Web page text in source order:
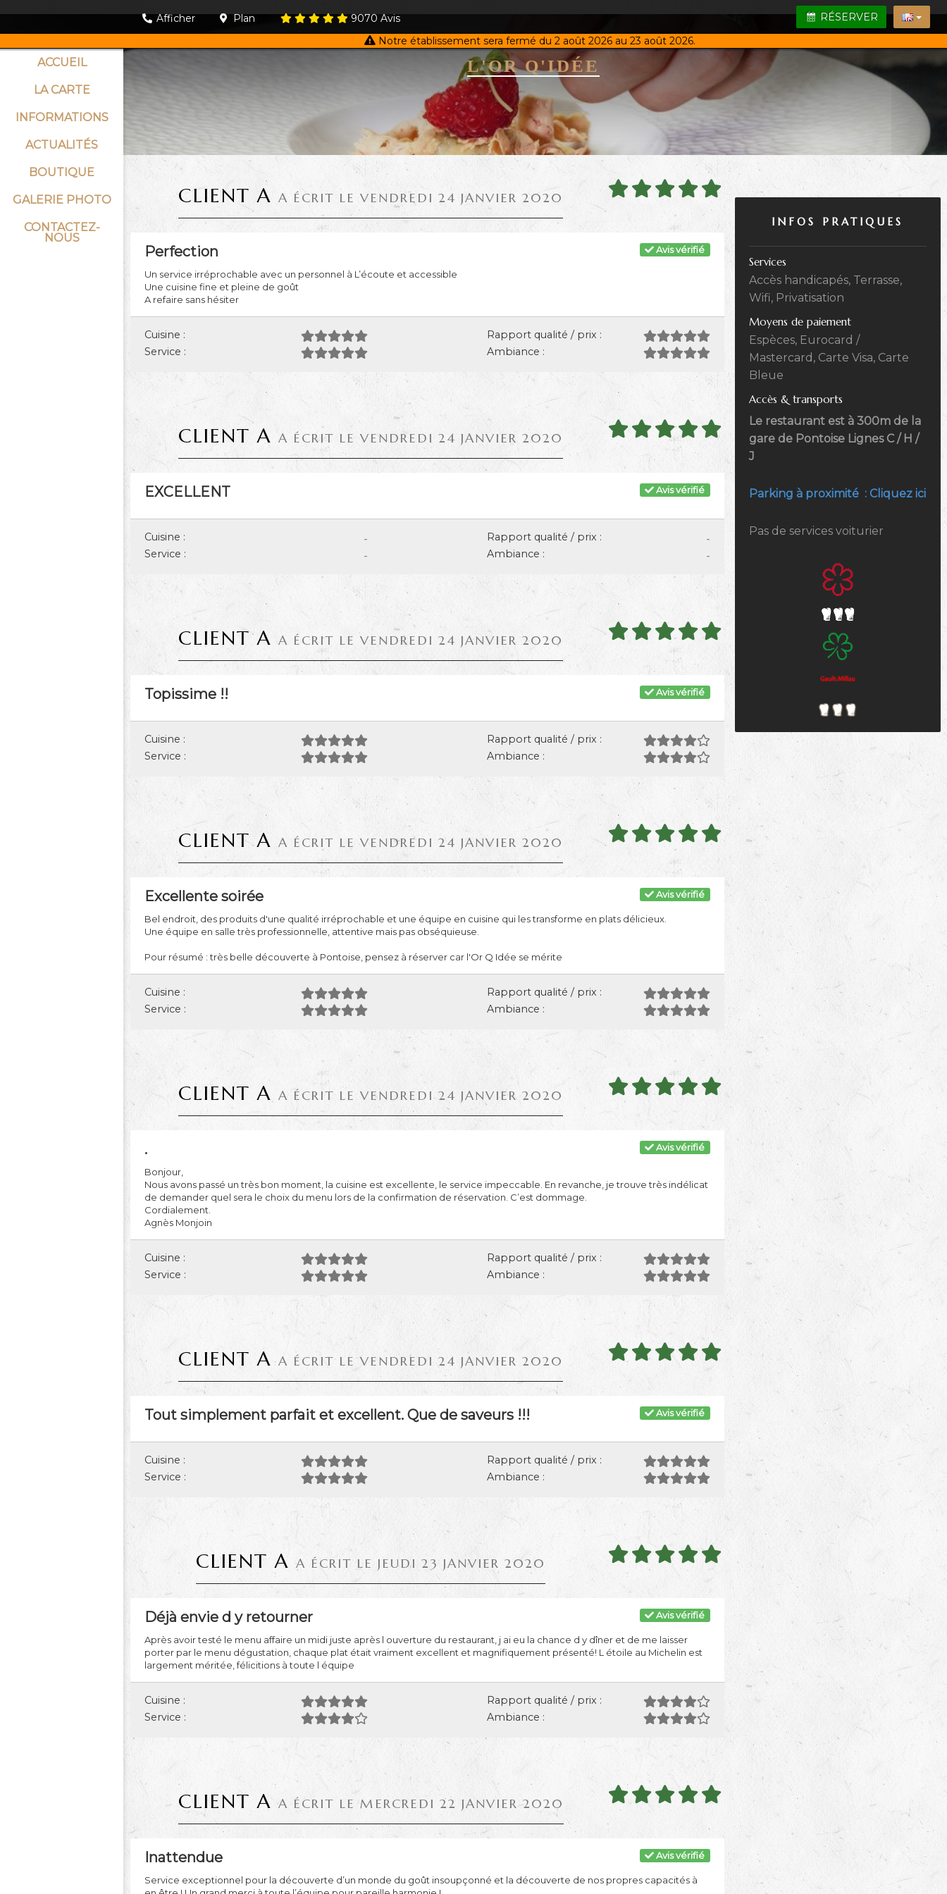
RÉSERVER
Afficher Plan 9070Avis
Notre établissement sera fermé du 2 août 2026 au 23 août 2026.
L'OR Q'IDÉE
ACCUEIL
LA CARTE
INFORMATIONS
ACTUALITÉS
BOUTIQUE
GALERIE PHOTO
CONTACTEZ-
NOUS
CLIENT A A ÉCRIT LE VENDREDI 24 JANVIER 2020
Avis vérifié
Perfection
Un service irréprochable avec un personnel à L’écoute et accessible
Une cuisine fine et pleine de goût
A refaire sans hésiter
Cuisine :
Rapport qualité / prix :
Service :
Ambiance :
CLIENT A A ÉCRIT LE VENDREDI 24 JANVIER 2020
Avis vérifié
EXCELLENT
-
Cuisine : -
Rapport qualité / prix :
-
Service : -
Ambiance :
CLIENT A A ÉCRIT LE VENDREDI 24 JANVIER 2020
Avis vérifié
Topissime !!
Cuisine :
Rapport qualité / prix :
Service :
Ambiance :
CLIENT A A ÉCRIT LE VENDREDI 24 JANVIER 2020
Avis vérifié
Excellente soirée
Bel endroit, des produits d'une qualité irréprochable et une équipe en cuisine qui les transforme en plats délicieux.
Une équipe en salle très professionnelle, attentive mais pas obséquieuse.
Pour résumé : très belle découverte à Pontoise, pensez à réserver car l'Or Q Idée se mérite
Cuisine :
Rapport qualité / prix :
Service :
Ambiance :
CLIENT A A ÉCRIT LE VENDREDI 24 JANVIER 2020
Avis vérifié
.
Bonjour,
Nous avons passé un très bon moment, la cuisine est excellente, le service impeccable. En revanche, je trouve très indélicat
de demander quel sera le choix du menu lors de la confirmation de réservation. C’est dommage.
Cordialement.
Agnès Monjoin
Cuisine :
Rapport qualité / prix :
Service :
Ambiance :
CLIENT A A ÉCRIT LE VENDREDI 24 JANVIER 2020
Avis vérifié
Tout simplement parfait et excellent. Que de saveurs !!!
Cuisine :
Rapport qualité / prix :
Service :
Ambiance :
CLIENT A A ÉCRIT LE JEUDI 23 JANVIER 2020
Avis vérifié
Déjà envie d y retourner
Après avoir testé le menu affaire un midi juste après l ouverture du restaurant, j ai eu la chance d y dîner et de me laisser
porter par le menu dégustation, chaque plat était vraiment excellent et magnifiquement présenté! L étoile au Michelin est
largement méritée, félicitions à toute l équipe
Cuisine :
Rapport qualité / prix :
Service :
Ambiance :
CLIENT A A ÉCRIT LE MERCREDI 22 JANVIER 2020
Avis vérifié
Inattendue
Service exceptionnel pour la découverte d’un monde du goût insoupçonné et la découverte de nos propres capacités à
INFOS PRATIQUES
Services
Accès handicapés, Terrasse,
Wifi, Privatisation
Moyens de paiement
Espèces, Eurocard /
Mastercard, Carte Visa, Carte
Bleue
Accès & transports
Le restaurant est à 300m de la
gare de Pontoise Lignes C / H /
J
Parking à proximité : Cliquez ici
Pas de services voiturier